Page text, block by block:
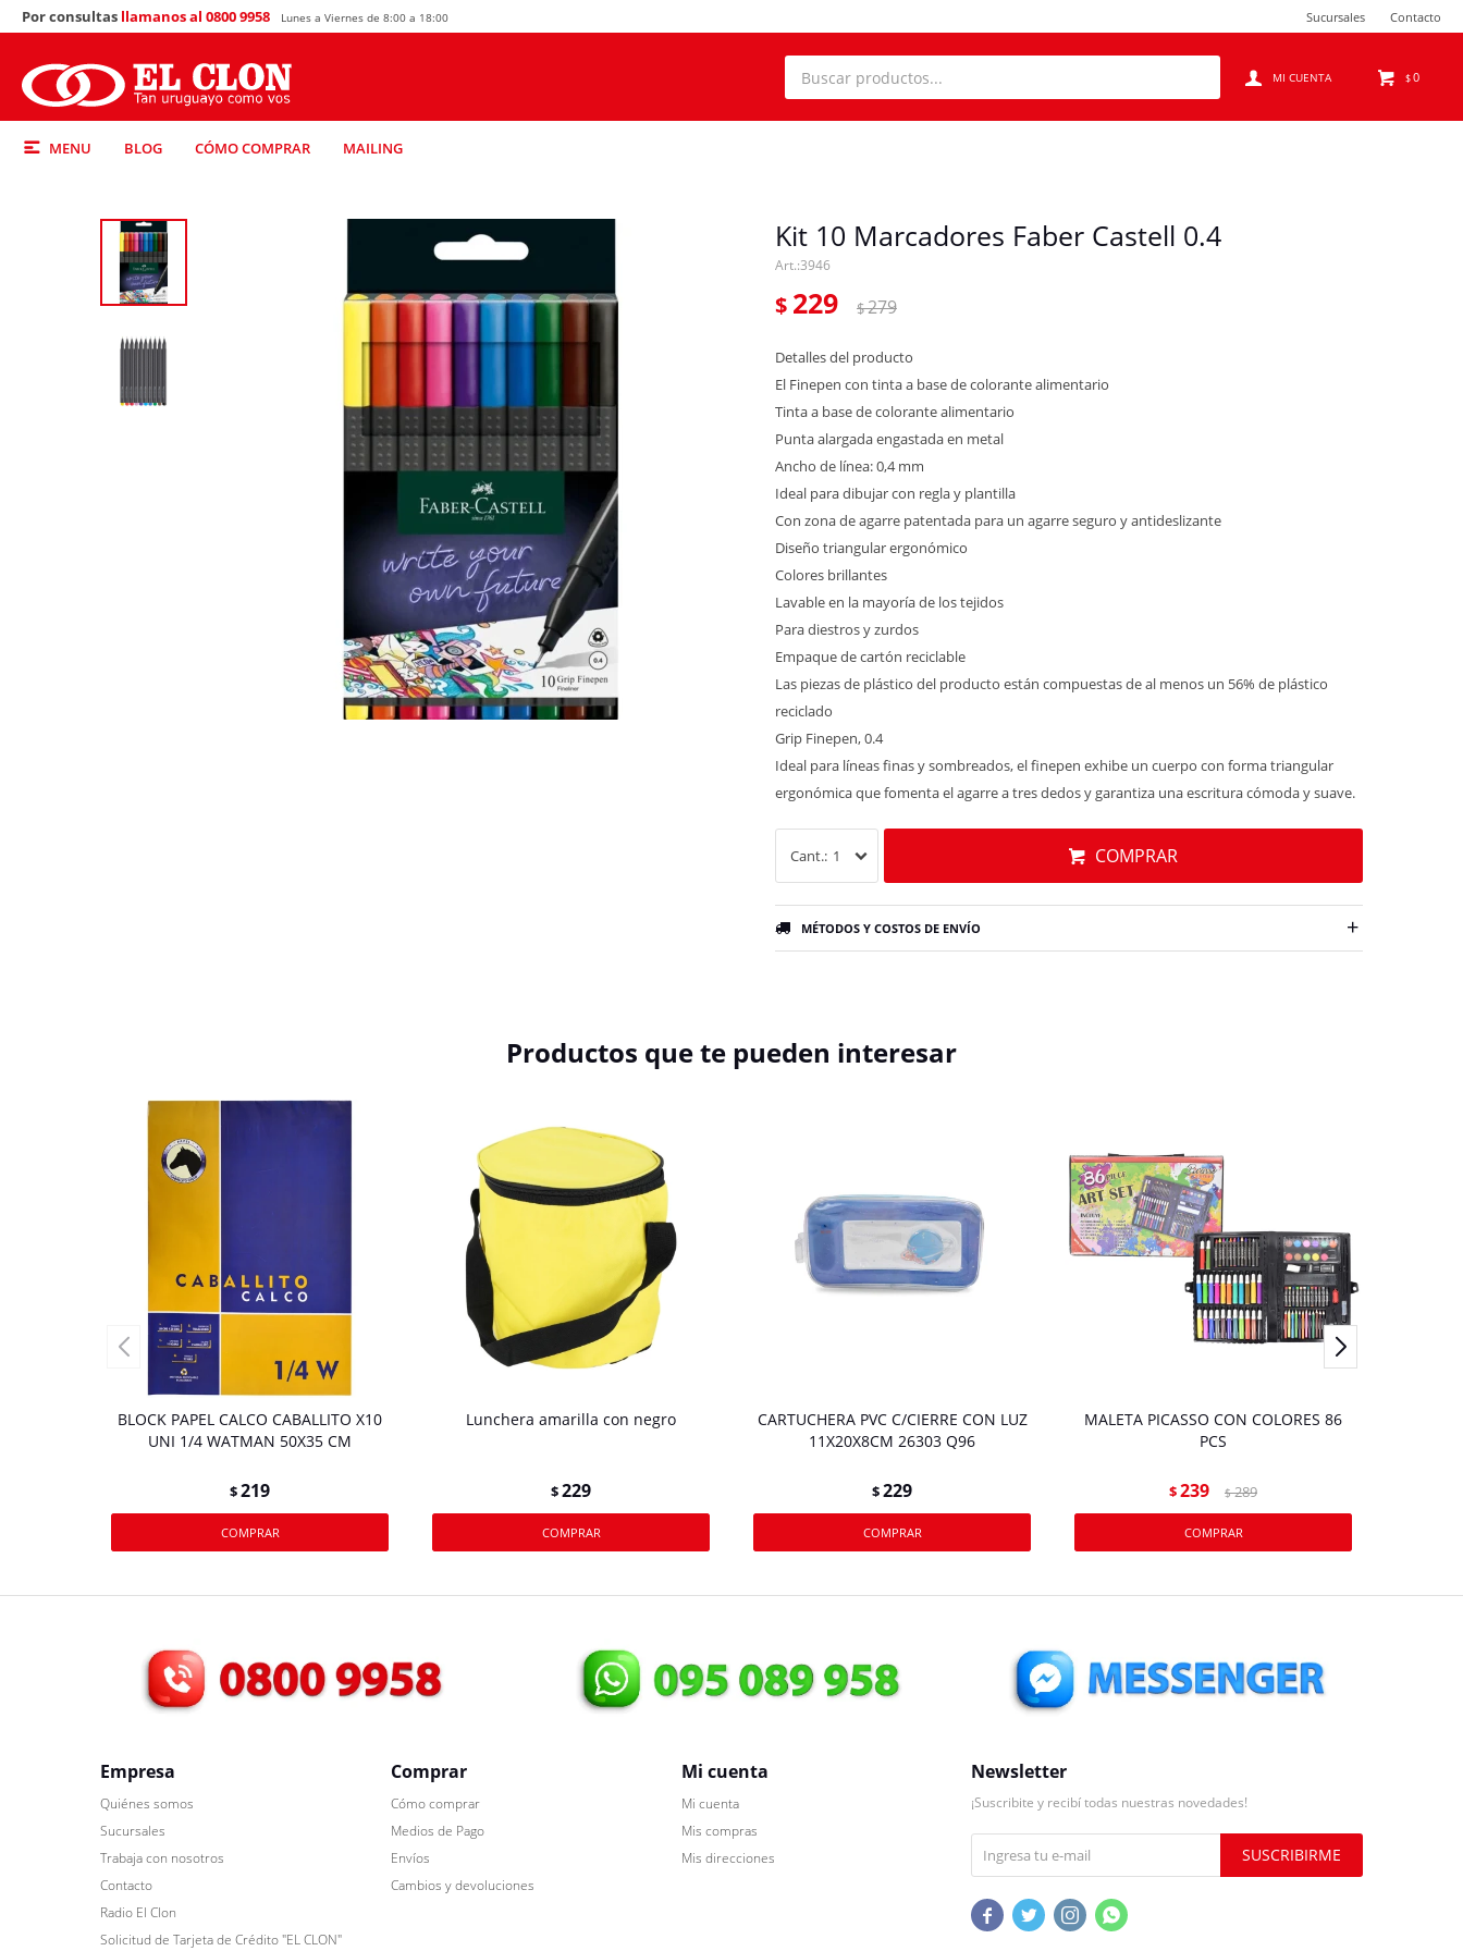
MENU BLOG CÓMO COMPRAR MAILING
$0
Por consultas llamanos al 0800 9958 Lunes a Viernes de 8:00 a 18:00 Sucursales Contacto
Kit 10 Marcadores Faber Castell 0.4
3946
$ 229 $279
Detalles del producto
El Finepen con tinta a base de colorante alimentario
Tinta a base de colorante alimentario
Punta alargada engastada en metal
Ancho de línea: 0,4 mm
Ideal para dibujar con regla y plantilla
Con zona de agarre patentada para un agarre seguro y antideslizante
Diseño triangular ergonómico
Colores brillantes
Lavable en la mayoría de los tejidos
Para diestros y zurdos
Empaque de cartón reciclable
Las piezas de plástico del producto están compuestas de al menos un 56% de plástico
reciclado
Grip Finepen, 0.4
Ideal para líneas finas y sombreados, el finepen exhibe un cuerpo con forma triangular
ergonómica que fomenta el agarre a tres dedos y garantiza una escritura cómoda y suave.
1 COMPRAR
MÉTODOS Y COSTOS DE ENVÍO
Productos que te pueden interesar
BLOCK PAPEL CALCO CABALLITO X10
UNI 1/4 WATMAN 50X35 CM
$219
Lunchera amarilla con negro
$229
CARTUCHERA PVC C/CIERRE CON LUZ
11X20X8CM 26303 Q96
$229
MALETA PICASSO CON COLORES 86
PCS
$239 $ 289
Empresa
Quiénes somos
Sucursales
Trabaja con nosotros
Contacto
Radio El Clon
Solicitud de Tarjeta de Crédito "EL CLON"
Comprar
Cómo comprar
Medios de Pago
Envíos
Cambios y devoluciones
Mi cuenta
Mi cuenta
Mis compras
Mis direcciones
Newsletter
¡Suscribite y recibí todas nuestras novedades!
SUSCRIBIRME
   